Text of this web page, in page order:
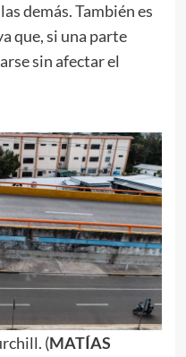
demás. También es
que, si una parte
sin afectar el
(MATÍAS